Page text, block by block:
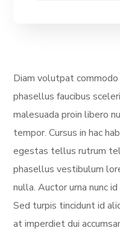
Diam volutpat
phasellus faucibus
malesuada proin libero
tempor. Cursus in hac
egestas tellus rutrum
phasellus vestibulum
nulla. Auctor urna nunc
Sed turpis tincidunt id
at imperdiet dui